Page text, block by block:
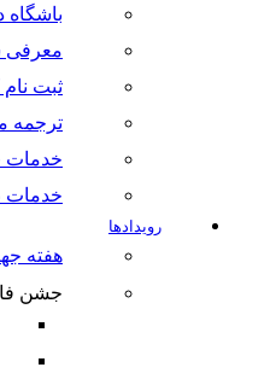
باشگاه
ثبت
ترجمه
خدمات
خدمات
رویدادها
هفته
جشن